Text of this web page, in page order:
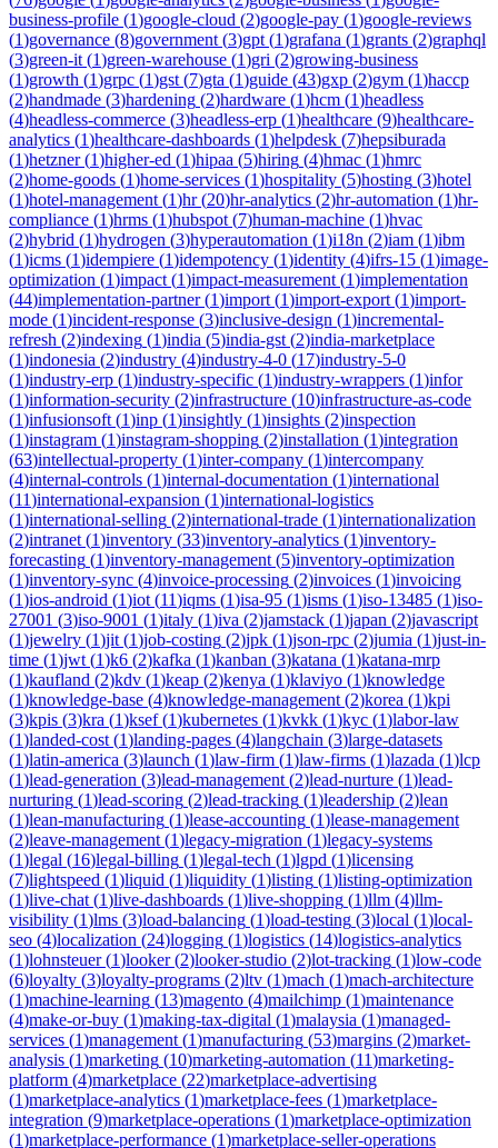
business-profile (1)google-cloud (2)google-pay (1)google-reviews
(1)governance (8)government (3)gpt (1)grafana (1)grants (2)graphql
(3)green-it (1)green-warehouse (1)gri (2)growing-business
(1)growth (1)grpc (1)gst (7)gta (1)guide (43)gxp (2)gym (1)haccp
(2)handmade (3)hardening (2)hardware (1)hcm (1)headless
(4)headless-commerce (3)headless-erp (1)healthcare (9)healthcare-
analytics (1)healthcare-dashboards (1)helpdesk (7)hepsiburada
(1)hetzner(1)higher-ed (1)hipaa (5)hiring (4)hmac (1)hmrc
(2)home-goods (1)home-services (1)hospitality (5)hosting (3)hotel
(1)hotel-management (1)hr(20)hr-analytics (2)hr-automation (1)hr-
compliance (1)hrms (1)hubspot (7)human-machine (1)hvac
(2)hybrid (1)hydrogen (3)hyperautomation (1)i18n (2)iam (1)ibm
(1)icms (1)idempiere (1)idempotency (1)identity (4)ifrs-15 (1)image-
optimization (1)impact (1)impact-measurement (1)implementation
(44)implementation-partner(1)import (1)import-export (1)import-
mode (1)incident-response (3)inclusive-design (1)incremental-
refresh (2)indexing (1)india (5)india-gst (2)india-marketplace
(1)indonesia (2)industry (4)industry-4-0 (17)industry-5-0
(1)industry-erp (1)industry-specific (1)industry-wrappers (1)infor
(1)information-security (2)infrastructure (10)infrastructure-as-code
(1)infusionsoft (1)inp (1)insightly (1)insights (2)inspection
(1)instagram (1)instagram-shopping (2)installation (1)integration
(63)intellectual-property (1)inter-company (1)intercompany
(4)internal-controls (1)internal-documentation (1)international
(11)international-expansion (1)international-logistics
(1)international-selling (2)international-trade (1)internationalization
(2)intranet (1)inventory (33)inventory-analytics (1)inventory-
forecasting (1)inventory-management (5)inventory-optimization
(1)inventory-sync (4)invoice-processing (2)invoices (1)invoicing
(1)ios-android (1)iot (11)iqms (1)isa-95 (1)isms (1)iso-13485 (1)iso-
27001 (3)iso-9001 (1)italy (1)iva (2)jamstack (1)japan (2)javascript
(1)jewelry (1)jit (1)job-costing (2)jpk (1)json-rpc (2)jumia (1)just-in-
time (1)jwt (1)k6 (2)kafka (1)kanban (3)katana (1)katana-mrp
(1)kaufland (2)kdv (1)keap (2)kenya (1)klaviyo (1)knowledge
(1)knowledge-base (4)knowledge-management (2)korea (1)kpi
(3)kpis (3)kra (1)ksef(1)kubernetes (1)kvkk (1)kyc (1)labor-law
(1)landed-cost (1)landing-pages (4)langchain (3)large-datasets
(1)latin-america (3)launch (1)law-firm (1)law-firms (1)lazada (1)lcp
(1)lead-generation (3)lead-management (2)lead-nurture (1)lead-
nurturing (1)lead-scoring (2)lead-tracking (1)leadership (2)lean
(1)lean-manufacturing (1)lease-accounting (1)lease-management
(2)leave-management (1)legacy-migration (1)legacy-systems
(1)legal (16)legal-billing (1)legal-tech (1)lgpd (1)licensing
(7)lightspeed (1)liquid (1)liquidity (1)listing (1)listing-optimization
(1)live-chat (1)live-dashboards (1)live-shopping (1)llm (4)llm-
visibility (1)lms (3)load-balancing (1)load-testing (3)local (1)local-
seo (4)localization (24)logging (1)logistics (14)logistics-analytics
(1)lohnsteuer(1)looker(2)looker-studio (2)lot-tracking (1)low-code
(6)loyalty (3)loyalty-programs (2)ltv (1)mach (1)mach-architecture
(1)machine-learning (13)magento (4)mailchimp (1)maintenance
(4)make-or-buy (1)making-tax-digital (1)malaysia (1)managed-
services (1)management (1)manufacturing (53)margins (2)market-
analysis (1)marketing (10)marketing-automation (11)marketing-
platform (4)marketplace (22)marketplace-advertising
(1)marketplace-analytics (1)marketplace-fees (1)marketplace-
integration (9)marketplace-operations (1)marketplace-optimization
(1)marketplace-performance (1)marketplace-seller-operations